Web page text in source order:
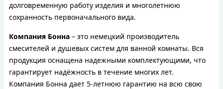
долговременную работу изделия и многолетнюю
сохранность первоначального вида.
Компания Бонна – это немецкий производитель
смесителей и душевых систем для ванной комнаты. Вся
продукция оснащена надежными комплектующими, что
гарантирует надёжность в течение многих лет.
Компания Бонна дает 5-летнюю гарантию на всю свою